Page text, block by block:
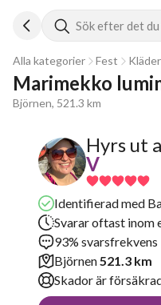
Sök efter det
Alla kategorier Fest Kläder
Marimekko
Björnen, 521.3 km
Hyrs ut
V
Identifierad med
Svarar oftast inom
93% svarsfrekvens
Björnen521.3 km
Skador är